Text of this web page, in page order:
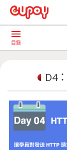
AI共學社群play_arrow
menu
目錄
D4